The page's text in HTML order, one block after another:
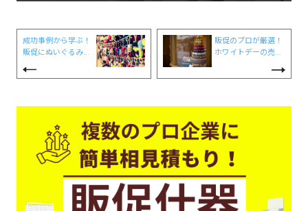
成功事例から学ぶ！
販促にぬいぐるみ活
の理由
販促のプロが厳選！
ホワイトデーの売場